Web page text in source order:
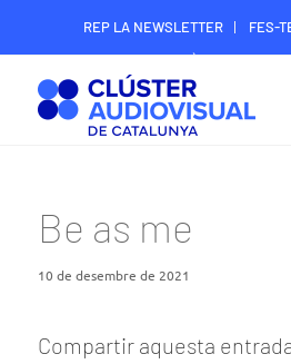
REP LA NEWSLETTER FES-
ÀREA DIGITAL
Be as me
10 de desembre de 2021
Compartir aquesta